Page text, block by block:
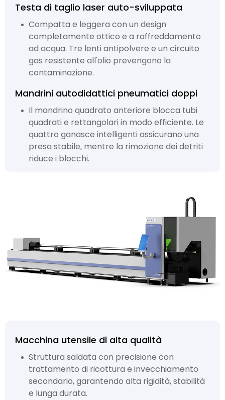
Testa di taglio laser auto-sviluppata
Compatta e leggera con un design
completamente ottico e a raffreddamento
ad acqua. Tre lenti antipolvere e un circuito
gas resistente all'olio prevengono la
contaminazione.
Mandrini autodidattici pneumatici doppi
Il mandrino quadrato anteriore blocca tubi
quadrati e rettangolari in modo efficiente. Le
quattro ganasce intelligenti assicurano una
presa stabile, mentre la rimozione dei detriti
riduce i blocchi.
Macchina utensile di alta qualità
Struttura saldata con precisione con
trattamento di ricottura e invecchiamento
secondario, garantendo alta rigidità, stabilità
e lunga durata.